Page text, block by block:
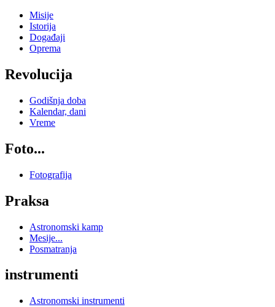
Misije
Istorija
Događaji
Oprema
Revolucija
Godišnja doba
Kalendar, dani
Vreme
Foto...
Fotografija
Praksa
Astronomski kamp
Mesije...
Posmatranja
instrumenti
Astronomski instrumenti